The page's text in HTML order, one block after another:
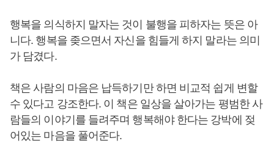
행복을 의식하지 말자는 것이 불행을 피하자는 뜻은 아
니다. 행복을 좆으면서 자신을 힘들게 하지 말라는 의미
가 담겼다.
책은 사람의 마음은 납득하기만 하면 비교적 쉽게 변할
수 있다고 강조한다. 이 책은 일상을 살아가는 평범한 사
람들의 이야기를 들려주며 행복해야 한다는 강박에 젖
어있는 마음을 풀어준다.